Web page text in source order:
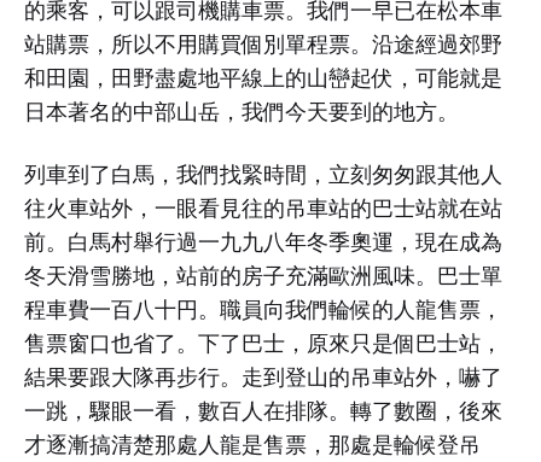
的乘客，可以跟司機購車票。我們一早已在松本車
站購票，所以不用購買個別單程票。沿途經過郊野
和田園，田野盡處地平線上的山巒起伏，可能就是
日本著名的中部山岳，我們今天要到的地方。
列車到了白馬，我們找緊時間，立刻匆匆跟其他人
往火車站外，一眼看見往的吊車站的巴士站就在站
前。白馬村舉行過一九九八年冬季奧運，現在成為
冬天滑雪勝地，站前的房子充滿歐洲風味。巴士單
程車費一百八十円。職員向我們輪候的人龍售票，
售票窗口也省了。下了巴士，原來只是個巴士站，
結果要跟大隊再步行。走到登山的吊車站外，嚇了
一跳，驟眼一看，數百人在排隊。轉了數圈，後來
才逐漸搞清楚那處人龍是售票，那處是輪候登吊